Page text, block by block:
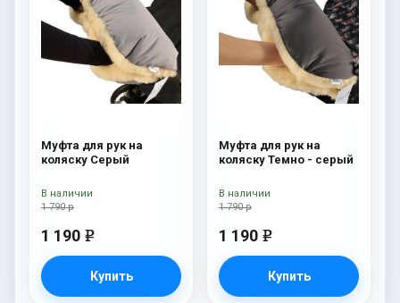
Муфта для рук на
коляску Серый
1 790 р
1 190 e
Купить
В наличии
Муфта для рук на
коляску Темно - серый
1 790 р
1 190 e
Купить
В наличии